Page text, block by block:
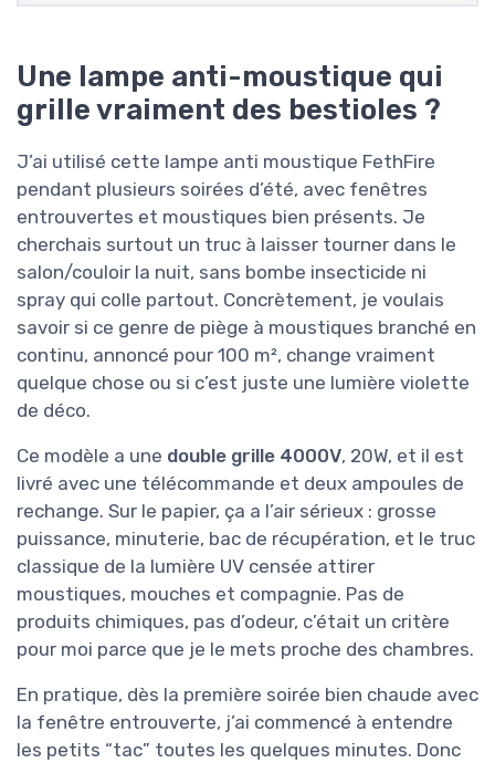
Une lampe anti-moustique qui
grille vraiment des bestioles ?
J’ai utilisé cette lampe anti moustique FethFire
pendant plusieurs soirées d’été, avec fenêtres
entrouvertes et moustiques bien présents. Je
cherchais surtout un truc à laisser tourner dans le
salon/couloir la nuit, sans bombe insecticide ni
spray qui colle partout. Concrètement, je voulais
savoir si ce genre de piège à moustiques branché en
continu, annoncé pour 100 m², change vraiment
quelque chose ou si c’est juste une lumière violette
de déco.
Ce modèle a une double grille 4000V, 20W, et il est
livré avec une télécommande et deux ampoules de
rechange. Sur le papier, ça a l’air sérieux : grosse
puissance, minuterie, bac de récupération, et le truc
classique de la lumière UV censée attirer
moustiques, mouches et compagnie. Pas de
produits chimiques, pas d’odeur, c’était un critère
pour moi parce que je le mets proche des chambres.
En pratique, dès la première soirée bien chaude avec
la fenêtre entrouverte, j’ai commencé à entendre
les petits “tac” toutes les quelques minutes. Donc